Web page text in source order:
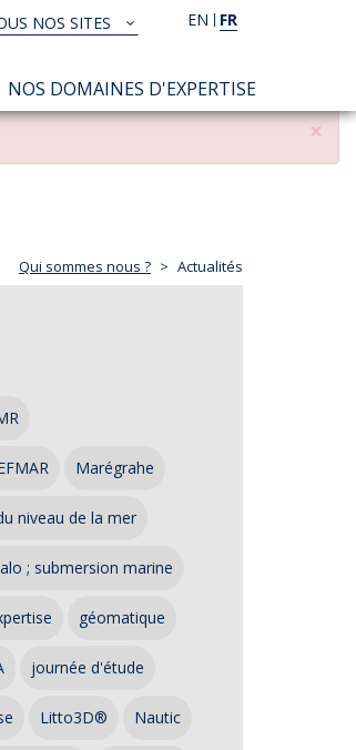
EN FR
NOS
NOS SITES
NOS DOMAINES D'EXPERTISE
×
Qui sommes nous ? Actualités
Marégrahe
niveau de la mer
; submersion marine
géomatique
journée d'étude
Litto3D® Nautic